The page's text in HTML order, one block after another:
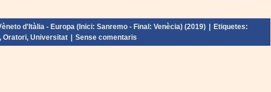
d'Itàlia - Europa (Inici: Sanremo - Final: Venècia) (2019)
Etiquetes:
, Oratori, Universitat Sense comentaris